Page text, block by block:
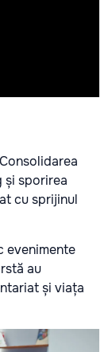
și sporirea
cu sprijinul
evenimente
au
și viața